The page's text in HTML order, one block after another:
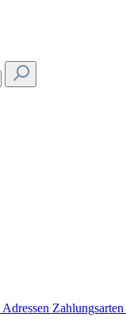
Adressen Zahlungsarten